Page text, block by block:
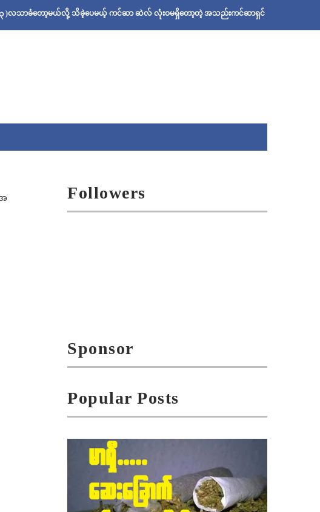
မယ်လို့ သိခဲ့ပေမယ့် ကင်ဆာ ဆဲလ် လုံးဝမရှိတော့တဲ့ အသည်းကင်ဆာရှင် ဦးစိုးသန်းရဲ့ ဆေးနည်း
Followers
Sponsor
Popular Posts